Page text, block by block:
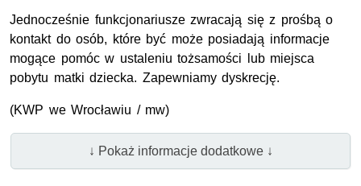
Jednocześnie funkcjonariusze zwracają się z prośbą o
kontakt do osób, które być może posiadają informacje
mogące pomóc w ustaleniu tożsamości lub miejsca
pobytu matki dziecka. Zapewniamy dyskrecję.
(KWP we Wrocławiu / mw)
↓ Pokaż informacje dodatkowe ↓